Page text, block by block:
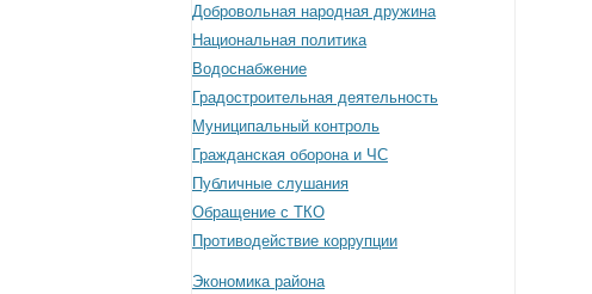
Добровольная народная дружина
Национальная политика
Водоснабжение
Градостроительная деятельность
Муниципальный контроль
Гражданская оборона и ЧС
Публичные слушания
Обращение с ТКО
Противодействие коррупции
Экономика района